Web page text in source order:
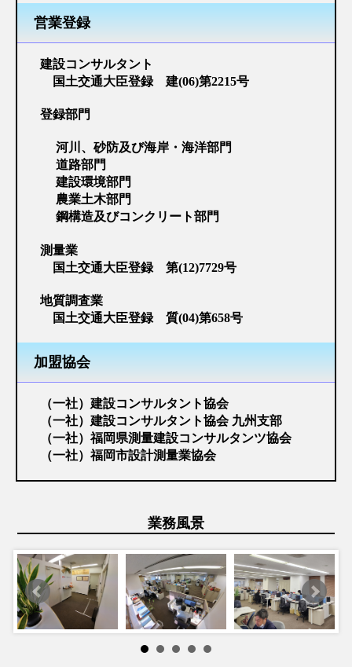
営業登録
建設コンサルタント
国土交通大臣登録 建(06)第2215号
登録部門
河川、砂防及び海岸・海洋部門
道路部門
建設環境部門
農業土木部門
鋼構造及びコンクリート部門
測量業
国土交通大臣登録 第(12)7729号
地質調査業
国土交通大臣登録 質(04)第658号
加盟協会
（一社）建設コンサルタント協会
（一社）建設コンサルタント協会 九州支部
（一社）福岡県測量建設コンサルタンツ協会
（一社）福岡市設計測量業協会
業務風景